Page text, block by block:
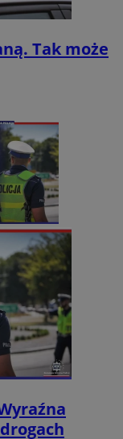
Tak może